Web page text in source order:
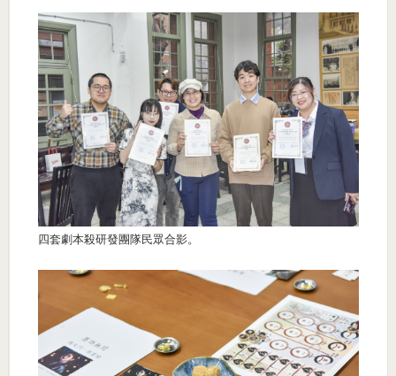
四套劇本殺研發團隊民眾合影。